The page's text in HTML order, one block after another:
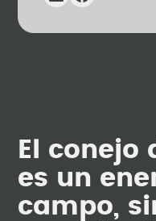
El conejo
es un
campo,